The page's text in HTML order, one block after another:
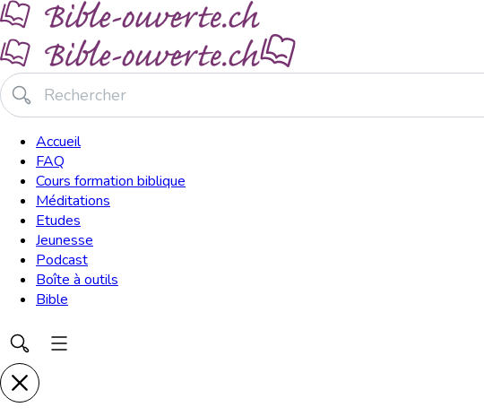
Accueil
FAQ
Cours formation biblique
Méditations
Etudes
Jeunesse
Podcast
Boîte à outils
Bible